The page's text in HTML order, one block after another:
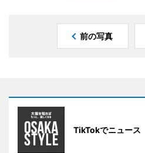
前の写真
TikTokでニュース